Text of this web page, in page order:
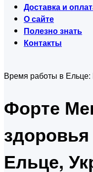
Доставка и
О сайте
Полезно знать
Контакты
Время работы в Ельце:
Форте
Ельце,